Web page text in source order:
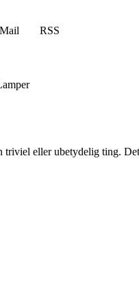
Mail RSS
eller ubetydelig ting.